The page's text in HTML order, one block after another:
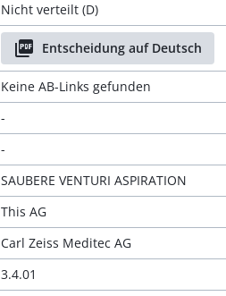
Nicht verteilt (D)
Entscheidung auf Deutsch
Keine AB-Links gefunden
-
-
SAUBERE VENTURI ASPIRATION
This AG
Carl Zeiss Meditec AG
3.4.01